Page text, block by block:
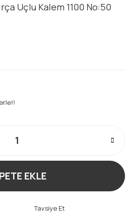
Uçlu Kalem 1100 No:50
EKLE
Tavsiye Et